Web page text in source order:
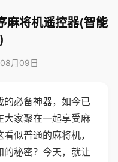
麻将机遥控器(智能
月09日
的必备神器，如今已
大家聚在一起享受麻
似普通的麻将机，
秘密？今天，就让